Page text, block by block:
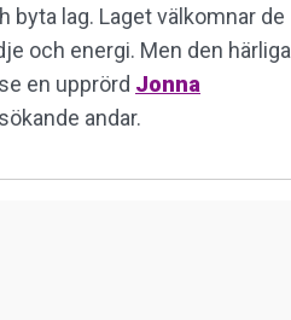
byta lag. Laget välkomnar de
och energi. Men den härliga
en upprörd Jonna
andar.